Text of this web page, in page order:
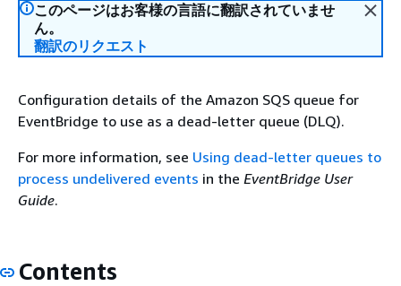
このページはお客様の言語に翻訳されていませ
ん。
翻訳のリクエスト
Configuration details of the Amazon SQS queue for
EventBridge to use as a dead-letter queue (DLQ).
For more information, see Using dead-letter queues to
process undelivered events in the EventBridge User
Guide.
Contents